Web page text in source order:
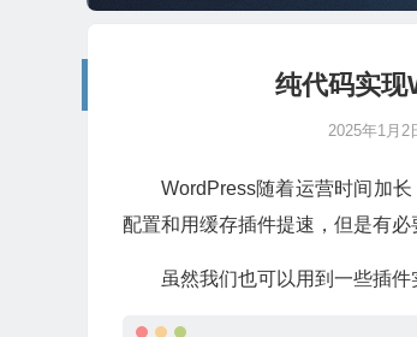
纯代码实
2025年1月2
WordPress随着运营时间加
配置和用缓存插件提速，但是有
虽然我们也可以用到一些插件